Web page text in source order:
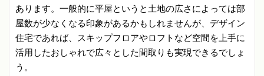
あります。一般的に平屋というと土地の広さによっては部
屋数が少なくなる印象があるかもしれませんが、デザイン
住宅であれば、スキップフロアやロフトなど空間を上手に
活用したおしゃれで広々とした間取りも実現できるでしょ
う。